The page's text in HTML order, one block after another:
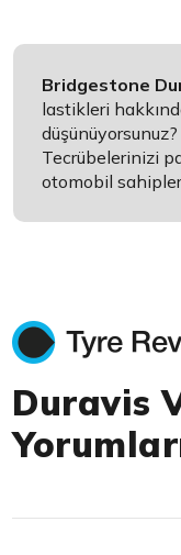
Bridgestone
lastikleri
düşünüyorsunuz?
Tecrübelerinizi
otomobil
Duravis